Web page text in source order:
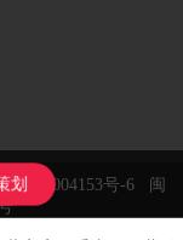
备11004153号-6
闽
划